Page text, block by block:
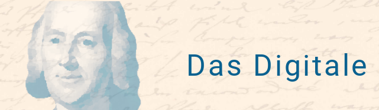
Das Digitale